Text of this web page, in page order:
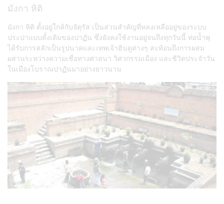
มังกา หิติ
มังกา หิติ ตั้งอยู่ใกล้กับจัตุรัส เป็นส่วนสำคัญที่หลงเหลืออยู่ของระบบ
ประปาแบบดั้งเดิมของปาฏัน ซึ่งยังคงใช้งานอยู่จนถึงทุกวันนี้ ท่อน้ำพุ
ได้รับการสลักเป็นรูปนาคและเทพเจ้าฮินดูต่างๆ สะท้อนถึงการผสม
ผสานระหว่างความเชื่อทางศาสนา วิศวกรรมเมือง และชีวิตประจำวัน
ในเมืองโบราณปาฏันมาอย่างยาวนาน